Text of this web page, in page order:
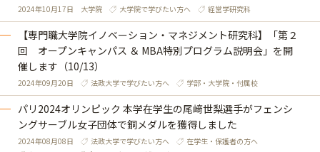
2024年10月17日 大学院 大学院で学びたい方へ 経営学研究科
【専門職大学院イノベーション・マネジメント研究科】「第２
回 オープンキャンパス ＆ MBA特別プログラム説明会」を開
催します（10/13）
2024年09月20日 法政大学で学びたい方へ 学部・大学院・付属校
パリ2024オリンピック 本学在学生の尾﨑世梨選手がフェンシ
ングサーブル女子団体で銅メダルを獲得しました
2024年08月08日 法政大学で学びたい方へ
在学生・保護者の方へ